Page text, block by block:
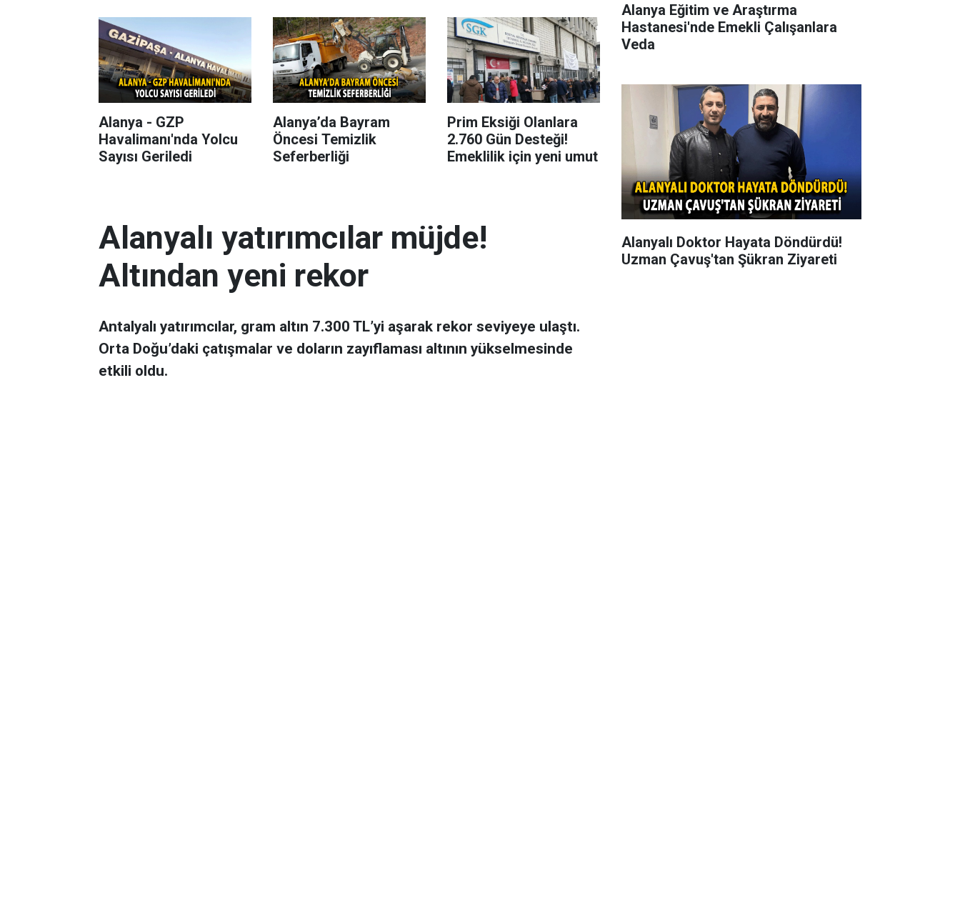
Alanya - GZP
Havalimanı'nda Yolcu
Sayısı Geriledi
Alanya’da Bayram
Öncesi Temizlik
Seferberliği
Prim Eksiği Olanlara
2.760 Gün Desteği!
Emeklilik için yeni umut
Alanyalı yatırımcılar müjde!
Altından yeni rekor
Antalyalı yatırımcılar, gram altın 7.300 TL’yi aşarak rekor seviyeye ulaştı.
Orta Doğu’daki çatışmalar ve doların zayıflaması altının yükselmesinde
etkili oldu.
Alanya Eğitim ve Araştırma
Hastanesi'nde Emekli Çalışanlara
Veda
Alanyalı Doktor Hayata Döndürdü!
Uzman Çavuş'tan Şükran Ziyareti